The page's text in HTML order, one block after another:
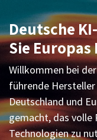
Deutsche
Sie
Willkommen bei
führende
Deutschland und
gemacht, das volle
Technologien zu